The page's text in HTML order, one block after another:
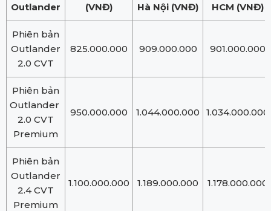
Outlander
(VNĐ)
Hà Nội (VNĐ)
HCM (VNĐ)
Phiên bản
Outlander
2.0 CVT
825.000.000 909.000.000 901.000.000
Phiên bản
Outlander
2.0 CVT
Premium
950.000.000 1.044.000.000 1.034.000.000
Phiên bản
Outlander
2.4 CVT
Premium
1.100.000.000 1.189.000.000 1.178.000.000